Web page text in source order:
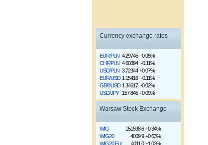
Currency exchange rates
EUR/PLN 4.29745 -0.05%
CHF/PLN 4.60394 -0.11%
USD/PLN 3.72344 +0.07%
EUR/USD 1.15416 -0.11%
GBP/USD 1.34617 -0.02%
USD/JPY
157.845 +0.09%
Warsaw Stock Exchange
WIG 151598.6 +0.34%
WIG20
4009.9 +0.63%
WIG20 Fut
4011.0 +1.03%